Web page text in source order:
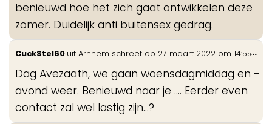
benieuwd hoe het zich gaat ontwikkelen deze
zomer. Duidelijk anti buitensex gedrag.
CuckStel60 uit Arnhem schreef op 27 maart 2022 om 14:55
Dag Avezaath, we gaan woensdagmiddag en -
avond weer. Benieuwd naar je .... Eerder even
contact zal wel lastig zijn...?
...